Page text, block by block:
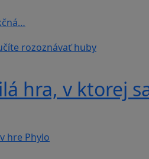
hra, v ktorej